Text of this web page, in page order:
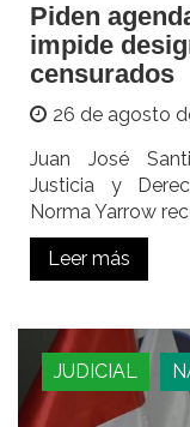
Piden
impide
censurados
26 de agosto
Juan José
Justicia y
Norma Yarrow
Leer más
JUDICIAL